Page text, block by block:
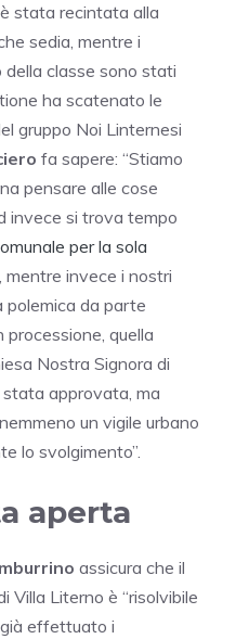
stata recintata alla
sedia, mentre i
della classe sono stati
ha scatenato le
gruppo Noi Linternesi
fa sapere: “Stiamo
pensare alle cose
invece si trova tempo
per la sola
, mentre invece i nostri
polemica da parte
processione, quella
Nostra Signora di
stata approvata, ma
un vigile urbano
lo svolgimento”.
aperta
assicura che il
Villa Literno è “risolvibile
effettuato i